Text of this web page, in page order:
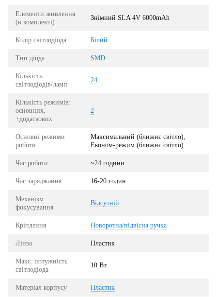
Елементи живлення
(в комплекті)
Знімний SLA 4V 6000mAh
Колір світлодіода Білий
Тип діода SMD
Кількість
світлодіодів/ламп
24
Кількість режимів:
основних,
+додаткових
2
Основні режими
роботи
Максимальний (ближнє світло),
Економ-режим (ближнє світло)
Час роботи ~24 години
Час заряджання 16-20 годин
Механізм
фокусування
Відсутній
Кріплення Поворотна/підвісна ручка
Лінза Пластик
Макс. потужність
світлодіода
10 Вт
Матеріал корпусу Пластик